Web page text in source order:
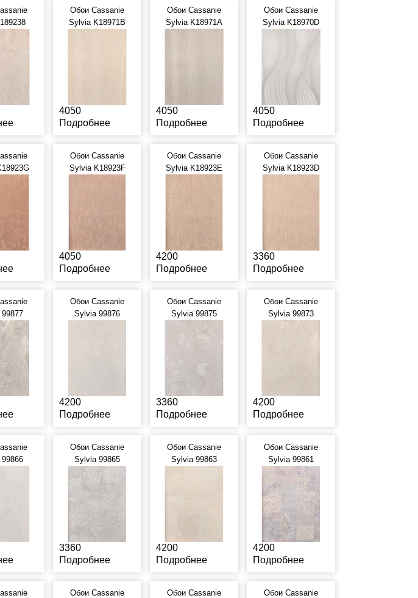
Обои Cassanie
Sylvia K18971B
4050
Подробнее
Обои Cassanie
Sylvia K18971A
4050
Подробнее
Обои Cassanie
Sylvia K18970D
4050
Подробнее
Обои Cassanie
Sylvia K18923F
4050
Подробнее
Обои Cassanie
Sylvia K18923E
4200
Подробнее
Обои Cassanie
Sylvia K18923D
3360
Подробнее
Обои Cassanie
Sylvia 99876
4200
Подробнее
Обои Cassanie
Sylvia 99875
3360
Подробнее
Обои Cassanie
Sylvia 99873
4200
Подробнее
Обои Cassanie
Sylvia 99865
3360
Подробнее
Обои Cassanie
Sylvia 99863
4200
Подробнее
Обои Cassanie
Sylvia 99861
4200
Подробнее
Обои Cassanie
Обои Cassanie
Обои Cassanie